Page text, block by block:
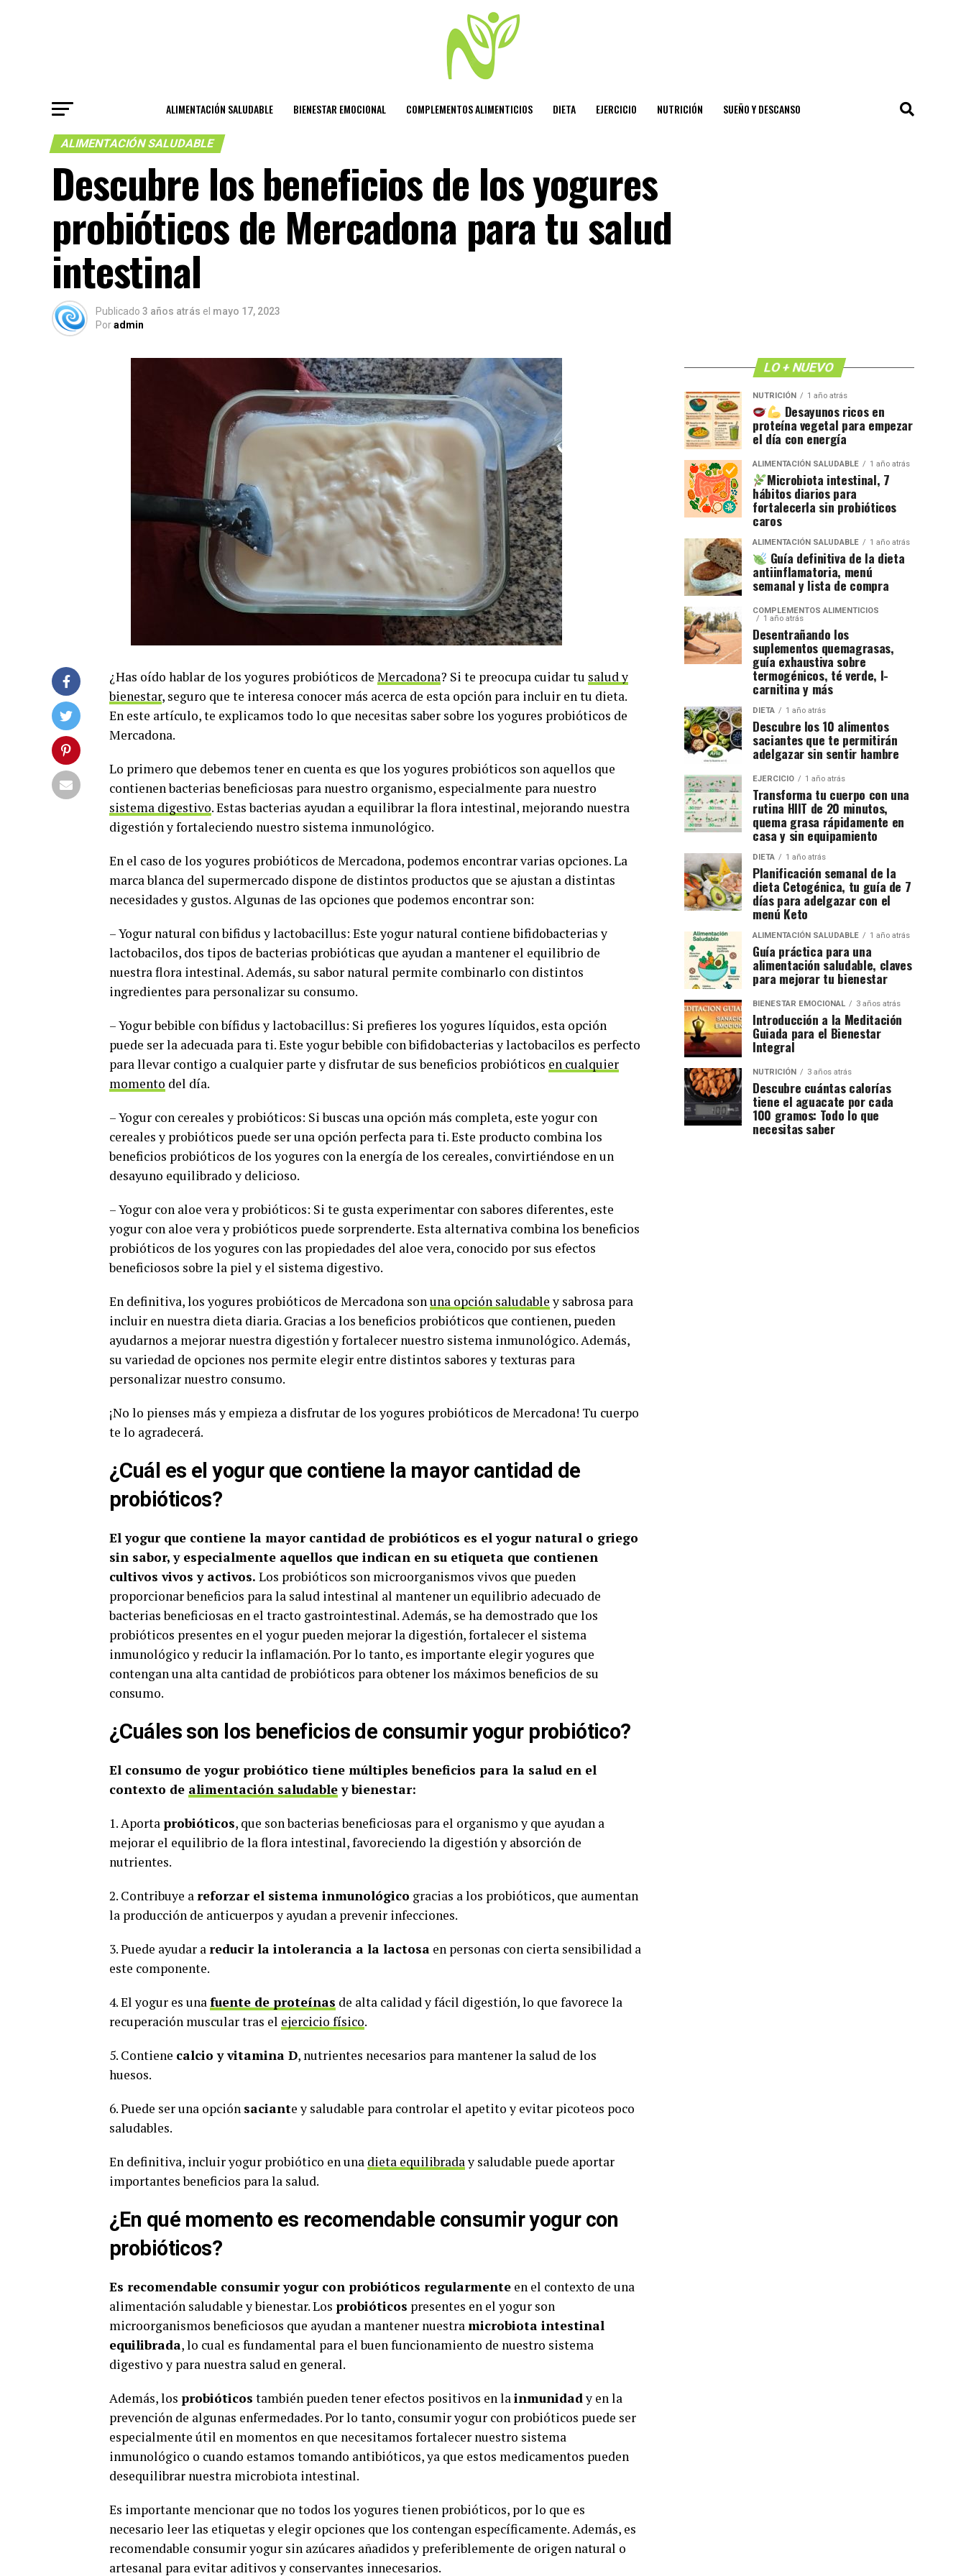
ALIMENTACIÓN SALUDABLE BIENESTAR EMOCIONAL COMPLEMENTOS ALIMENTICIOS DIETA EJERCICIO NUTRICIÓN SUEÑO Y DESCANSO
ALIMENTACIÓN SALUDABLE
Descubre los beneficios de los yogures
probióticos de Mercadona para tu salud
intestinal
Publicado 3 años atrás el mayo 17, 2023
Poradmin
¿Has oído hablar de los yogures probióticos de Mercadona? Si te preocupa cuidar tu salud y
bienestar, seguro que te interesa conocer más acerca de esta opción para incluir en tu dieta.
En este artículo, te explicamos todo lo que necesitas saber sobre los yogures probióticos de
Mercadona.
Lo primero que debemos tener en cuenta es que los yogures probióticos son aquellos que
contienen bacterias beneficiosas para nuestro organismo, especialmente para nuestro
sistema digestivo. Estas bacterias ayudan a equilibrar la flora intestinal, mejorando nuestra
digestión y fortaleciendo nuestro sistema inmunológico.
En el caso de los yogures probióticos de Mercadona, podemos encontrar varias opciones. La
marca blanca del supermercado dispone de distintos productos que se ajustan a distintas
necesidades y gustos. Algunas de las opciones que podemos encontrar son:
– Yogur natural con bifidus y lactobacillus: Este yogur natural contiene bifidobacterias y
lactobacilos, dos tipos de bacterias probióticas que ayudan a mantener el equilibrio de
nuestra flora intestinal. Además, su sabor natural permite combinarlo con distintos
ingredientes para personalizar su consumo.
– Yogur bebible con bífidus y lactobacillus: Si prefieres los yogures líquidos, esta opción
puede ser la adecuada para ti. Este yogur bebible con bifidobacterias y lactobacilos es perfecto
para llevar contigo a cualquier parte y disfrutar de sus beneficios probióticos en cualquier
momento del día.
– Yogur con cereales y probióticos: Si buscas una opción más completa, este yogur con
cereales y probióticos puede ser una opción perfecta para ti. Este producto combina los
beneficios probióticos de los yogures con la energía de los cereales, convirtiéndose en un
desayuno equilibrado y delicioso.
– Yogur con aloe vera y probióticos: Si te gusta experimentar con sabores diferentes, este
yogur con aloe vera y probióticos puede sorprenderte. Esta alternativa combina los beneficios
probióticos de los yogures con las propiedades del aloe vera, conocido por sus efectos
beneficiosos sobre la piel y el sistema digestivo.
En definitiva, los yogures probióticos de Mercadona sonuna opción saludabley sabrosa para
incluir en nuestra dieta diaria. Gracias a los beneficios probióticos que contienen, pueden
ayudarnos a mejorar nuestra digestión y fortalecer nuestro sistema inmunológico. Además,
su variedad de opciones nos permite elegir entre distintos sabores y texturas para
personalizar nuestro consumo.
¡No lo pienses más y empieza a disfrutar de los yogures probióticos de Mercadona! Tu cuerpo
te lo agradecerá.
¿Cuál es el yogur que contiene la mayor cantidad de
probióticos?
El yogur que contiene la mayor cantidad de probióticos es el yogur natural o griego
sin sabor, y especialmente aquellos que indican en su etiqueta que contienen
cultivos vivos y activos. Los probióticos son microorganismos vivos que pueden
proporcionar beneficios para la salud intestinal al mantener un equilibrio adecuado de
bacterias beneficiosas en el tracto gastrointestinal. Además, se ha demostrado que los
probióticos presentes en el yogur pueden mejorar la digestión, fortalecer el sistema
inmunológico y reducir la inflamación. Por lo tanto, es importante elegir yogures que
contengan una alta cantidad de probióticos para obtener los máximos beneficios de su
consumo.
¿Cuáles son los beneficios de consumir yogur probiótico?
El consumo de yogur probiótico tiene múltiples beneficios para la salud en el
contexto de alimentación saludabley bienestar:
1. Aporta probióticos, que son bacterias beneficiosas para el organismo y que ayudan a
mejorar el equilibrio de la flora intestinal, favoreciendo la digestión y absorción de
nutrientes.
2. Contribuye areforzar el sistema inmunológico gracias a los probióticos, que aumentan
la producción de anticuerpos y ayudan a prevenir infecciones.
3. Puede ayudar areducir la intolerancia a la lactosa en personas con cierta sensibilidad a
este componente.
4. El yogur es unafuente de proteínas de alta calidad y fácil digestión, lo que favorece la
recuperación muscular tras el ejercicio físico.
5. Contiene calcio y vitamina D, nutrientes necesarios para mantener la salud de los
huesos.
6. Puede ser una opción saciante y saludable para controlar el apetito y evitar picoteos poco
saludables.
En definitiva, incluir yogur probiótico en una dieta equilibraday saludable puede aportar
importantes beneficios para la salud.
¿En qué momento es recomendable consumir yogur con
probióticos?
Es recomendable consumir yogur con probióticos regularmente en el contexto de una
alimentación saludable y bienestar. Los probióticos presentes en el yogur son
microorganismos beneficiosos que ayudan a mantener nuestramicrobiota intestinal
equilibrada, lo cual es fundamental para el buen funcionamiento de nuestro sistema
digestivo y para nuestra salud en general.
Además, los probióticos también pueden tener efectos positivos en lainmunidady en la
prevención de algunas enfermedades. Por lo tanto, consumir yogur con probióticos puede ser
especialmente útil en momentos en que necesitamos fortalecer nuestro sistema
inmunológico o cuando estamos tomando antibióticos, ya que estos medicamentos pueden
desequilibrar nuestra microbiota intestinal.
Es importante mencionar que no todos los yogures tienen probióticos, por lo que es
necesario leer las etiquetas y elegir opciones que los contengan específicamente. Además, es
recomendable consumir yogur sin azúcares añadidos y preferiblemente de origen natural o
artesanal para evitar aditivos y conservantes innecesarios.
LO + NUEVO
NUTRICIÓN 1 año atrás
Desayunos ricos en
proteína vegetal para empezar
el día con energía
ALIMENTACIÓN SALUDABLE 1 año atrás
Microbiota intestinal, 7
hábitos diarios para
fortalecerla sin probióticos
caros
ALIMENTACIÓN SALUDABLE 1 año atrás
Guía definitiva de la dieta
antiinflamatoria, menú
semanal y lista de compra
COMPLEMENTOS ALIMENTICIOS
1 año atrás
Desentrañando los
suplementos quemagrasas,
guía exhaustiva sobre
termogénicos, té verde, l-
carnitina y más
DIETA 1 año atrás
Descubre los 10 alimentos
saciantes que te permitirán
adelgazar sin sentir hambre
EJERCICIO 1 año atrás
Transforma tu cuerpo con una
rutina HIIT de 20 minutos,
quema grasa rápidamente en
casa y sin equipamiento
DIETA 1 año atrás
Planificación semanal de la
dieta Cetogénica, tu guía de 7
días para adelgazar con el
menú Keto
ALIMENTACIÓN SALUDABLE 1 año atrás
Guía práctica para una
alimentación saludable, claves
para mejorar tu bienestar
BIENESTAR EMOCIONAL 3 años atrás
Introducción a la Meditación
Guiada para el Bienestar
Integral
NUTRICIÓN 3 años atrás
Descubre cuántas calorías
tiene el aguacate por cada
100 gramos: Todo lo que
necesitas saber